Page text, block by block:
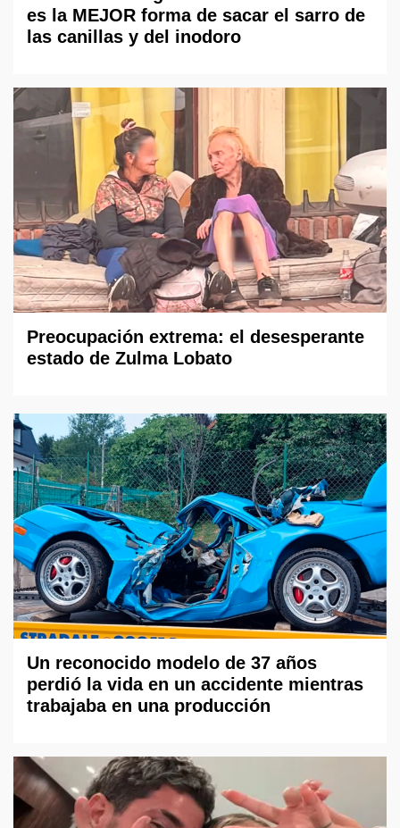
es la MEJOR forma de sacar el sarro de
las canillas y del inodoro
Preocupación extrema: el desesperante
estado de Zulma Lobato
Un reconocido modelo de 37 años
perdió la vida en un accidente mientras
trabajaba en una producción